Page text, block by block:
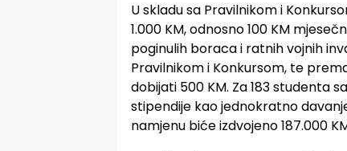
U skladu sa Pravilnikom i
1.000 KM, odnosno 100 KM
poginulih boraca i ratnih vojnih
Pravilnikom i Konkursom, te
dobijati 500 KM. Za 183 studenta
stipendije kao jednokratno
namjenu biće izdvojeno 187.000